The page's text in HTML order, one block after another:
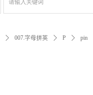
ꄲ 007.字母拼英 ꄲ P ꄲ pin